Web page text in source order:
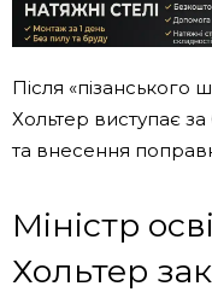
Після «пізанського
Хольтер виступає
та внесення
Міністр
Хольтер